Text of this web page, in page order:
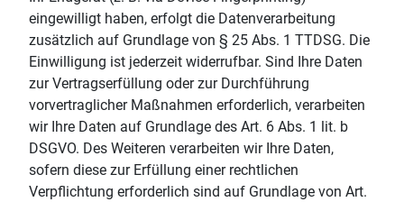
eingewilligt haben, erfolgt die Datenverarbeitung
zusätzlich auf Grundlage von § 25 Abs. 1 TTDSG. Die
Einwilligung ist jederzeit widerrufbar. Sind Ihre Daten
zur Vertragserfüllung oder zur Durchführung
vorvertraglicher Maßnahmen erforderlich, verarbeiten
wir Ihre Daten auf Grundlage des Art. 6 Abs. 1 lit. b
DSGVO. Des Weiteren verarbeiten wir Ihre Daten,
sofern diese zur Erfüllung einer rechtlichen
Verpflichtung erforderlich sind auf Grundlage von Art.